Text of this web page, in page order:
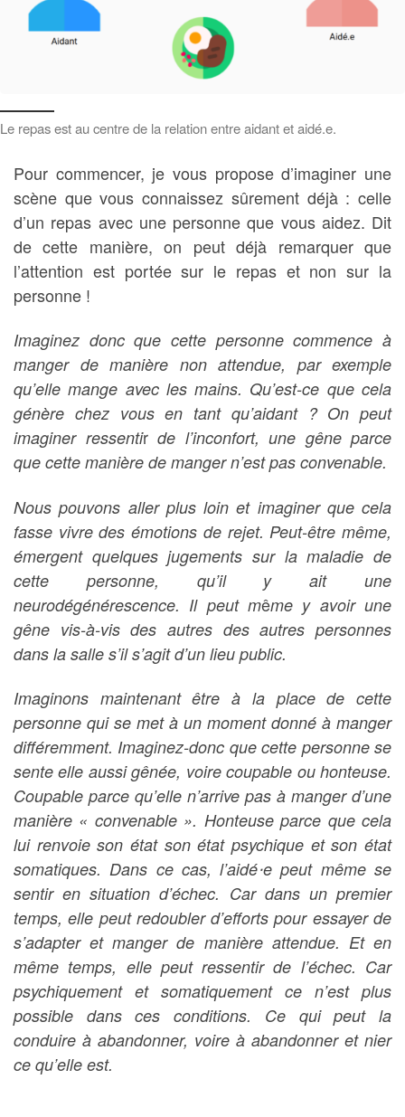
Le repas est au centre de la relation entre aidant et aidé.e.
Pour commencer, je vous propose d’imaginer une
scène que vous connaissez sûrement déjà : celle
d’un repas avec une personne que vous aidez. Dit
de cette manière, on peut déjà remarquer que
l’attention est portée sur le repas et non sur la
personne !
Imaginez donc que cette personne commence à
manger de manière non attendue, par exemple
qu’elle mange avec les mains. Qu’est-ce que cela
génère chez vous en tant qu’aidant ? On peut
imaginer ressentirde l’inconfort, une gêne parce
que cette manière de manger n’est pas convenable.
Nous pouvons aller plus loin et imaginer que cela
fasse vivre des émotions de rejet. Peut-être même,
émergent quelques jugements sur la maladie de
cette personne, qu’il y ait une
neurodégénérescence. Il peut même y avoir une
gêne vis-à-vis des autres des autres personnes
dans la salle s’il s’agit d’un lieu public.
Imaginons maintenant être à la place de cette
personne qui se met à un moment donné à manger
différemment. Imaginez-donc que cette personne se
sente elle aussi gênée, voire coupable ou honteuse.
Coupable parce qu’elle n’arrive pas à manger d’une
manière « convenable ». Honteuse parce que cela
lui renvoie son état son état psychique et son état
somatiques. Dans ce cas, l’aidé⋅e peut même se
sentir en situation d’échec. Car dans un premier
temps, elle peut redoubler d’efforts pour essayer de
s’adapter et manger de manière attendue. Et en
même temps, elle peut ressentir de l’échec. Car
psychiquement et somatiquement ce n’est plus
possible dans ces conditions. Ce qui peut la
conduire à abandonner, voire à abandonner et nier
ce qu’elle est.